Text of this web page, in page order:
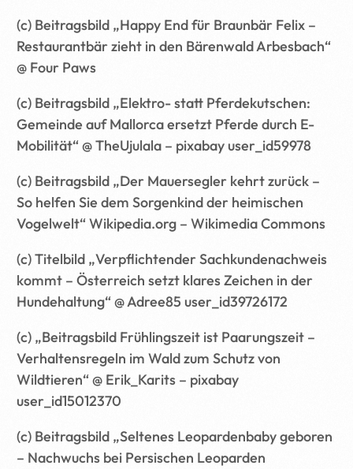
(c) Beitragsbild „Happy End für Braunbär Felix –
Restaurantbär zieht in den Bärenwald Arbesbach“
@ Four Paws
(c) Beitragsbild „Elektro- statt Pferdekutschen:
Gemeinde auf Mallorca ersetzt Pferde durch E-
Mobilität“ @ TheUjulala – pixabay user_id59978
(c) Beitragsbild „Der Mauersegler kehrt zurück –
So helfen Sie dem Sorgenkind der heimischen
Vogelwelt“ Wikipedia.org – Wikimedia Commons
(c) Titelbild „Verpflichtender Sachkundenachweis
kommt – Österreich setzt klares Zeichen in der
Hundehaltung“ @ Adree85 user_id39726172
(c) „Beitragsbild Frühlingszeit ist Paarungszeit –
Verhaltensregeln im Wald zum Schutz von
Wildtieren“ @ Erik_Karits – pixabay
user_id15012370
(c) Beitragsbild „Seltenes Leopardenbaby geboren
– Nachwuchs bei Persischen Leoparden